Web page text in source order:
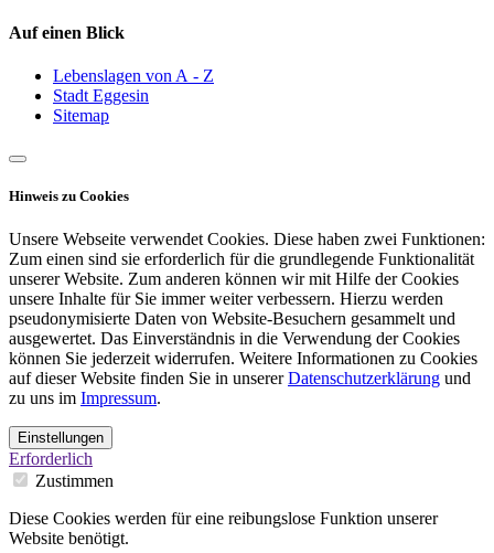
Auf einen Blick
Lebenslagen von A - Z
Stadt Eggesin
Sitemap
Hinweis zu Cookies
Unsere Webseite verwendet Cookies. Diese haben zwei Funktionen:
Zum einen sind sie erforderlich für die grundlegende Funktionalität
unserer Website. Zum anderen können wir mit Hilfe der Cookies
unsere Inhalte für Sie immer weiter verbessern. Hierzu werden
pseudonymisierte Daten von Website-Besuchern gesammelt und
ausgewertet. Das Einverständnis in die Verwendung der Cookies
können Sie jederzeit widerrufen. Weitere Informationen zu Cookies
auf dieser Website finden Sie in unsererDatenschutzerklärung und
zu uns im Impressum.
Einstellungen
Erforderlich
Zustimmen
Diese Cookies werden für eine reibungslose Funktion unserer
Website benötigt.